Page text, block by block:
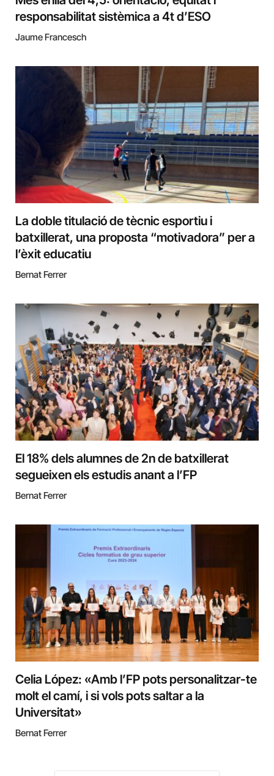
responsabilitat sistèmica a 4t d’ESO
Jaume Francesch
La doble titulació de tècnic esportiu i
batxillerat, una proposta “motivadora” per a
l’èxit educatiu
Bernat Ferrer
El 18% dels alumnes de 2n de batxillerat
segueixen els estudis anant a l’FP
Bernat Ferrer
Celia López: «Amb l’FP pots personalitzar-te
molt el camí, i si vols pots saltar a la
Universitat»
Bernat Ferrer